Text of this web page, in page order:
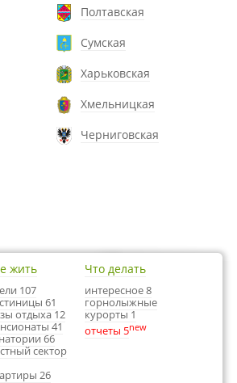
Полтавская
Сумская
Харьковская
Хмельницкая
Черниговская
жить
107
61
отдыха 12
41
66
сектор
26
Что делать
интересное 8
горнолыжные
курорты 1
отчеты 5new